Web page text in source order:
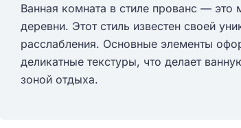
Ванная комната в стиле прованс — это
деревни. Этот стиль известен своей
расслабления. Основные элементы
деликатные текстуры, что делает
зоной отдыха.